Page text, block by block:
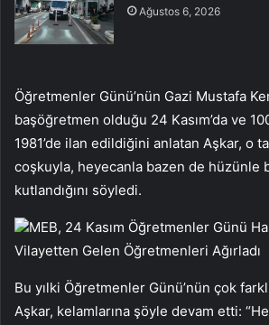
Ağustos 6, 2026
Öğretmenler Günü’nün Gazi Mustafa
başöğretmen olduğu 24 Kasım’da ve
1981’de ilan edildiğini anlatan Aşkar, o
coşkuyla, heyecanla bazen de hüzünle
kutlandığını söyledi.
MEB, 24 Kasım Öğretmenler Günü
Vilayetten Gelen Öğretmenleri Ağırladı
Bu yılki Öğretmenler Günü’nün çok
Aşkar, kelamlarına şöyle devam etti: